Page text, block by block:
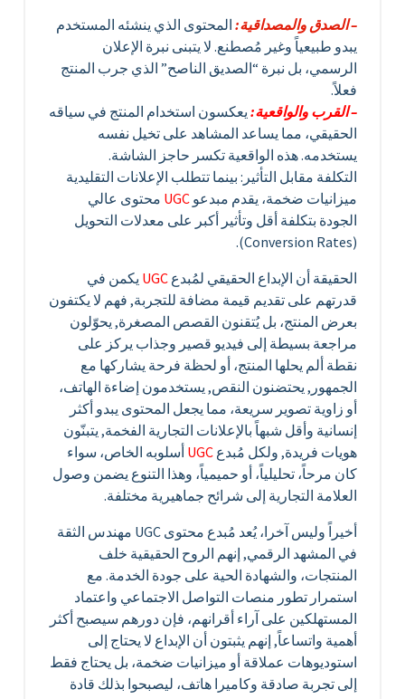
– ​الصدق والمصداقية: المحتوى الذي ينشئه المستخدم
يبدو طبيعياً وغير مُصطنع. لا يتبنى نبرة الإعلان
الرسمي، بل نبرة “الصديق الناصح” الذي جرب المنتج
فعلاً.
– القرب والواقعية: يعكسون استخدام المنتج في سياقه
الحقيقي، مما يساعد المشاهد على تخيل نفسه
يستخدمه. هذه الواقعية تكسر حاجز الشاشة.
​التكلفة مقابل التأثير: بينما تتطلب الإعلانات التقليدية
ميزانيات ضخمة، يقدم مبدعو UGC محتوى عالي
الجودة بتكلفة أقل وتأثير أكبر على معدلات التحويل
(Conversion Rates).
الحقيقة أن ​الإبداع الحقيقي لمُبدع UGC يكمن في
قدرتهم على تقديم قيمة مضافة للتجربة, فهم لا يكتفون
بعرض المنتج، بل يُتقنون القصص المصغرة, يحوّلون
مراجعة بسيطة إلى فيديو قصير وجذاب يركز على
نقطة ألم يحلها المنتج، أو لحظة فرحة يشاركها مع
الجمهور, يحتضنون النقص, يستخدمون إضاءة الهاتف،
أو زاوية تصوير سريعة، مما يجعل المحتوى يبدو أكثر
إنسانية وأقل شبهاً بالإعلانات التجارية الفخمة, يتبنّون
هويات فريدة, ولكل مُبدع UGC أسلوبه الخاص، سواء
كان مرحاً، تحليلياً، أو حميمياً، وهذا التنوع يضمن وصول
العلامة التجارية إلى شرائح جماهيرية مختلفة.
​أخيراً وليس آخرا، يُعد مُبدع محتوى UGC مهندس الثقة
في المشهد الرقمي, إنهم الروح الحقيقية خلف
المنتجات، والشهادة الحية على جودة الخدمة. مع
استمرار تطور منصات التواصل الاجتماعي واعتماد
المستهلكين على آراء أقرانهم، فإن دورهم سيصبح أكثر
أهمية واتساعاً, ​إنهم يثبتون أن الإبداع لا يحتاج إلى
استوديوهات عملاقة أو ميزانيات ضخمة، بل يحتاج فقط
إلى تجربة صادقة وكاميرا هاتف، ليصبحوا بذلك قادة